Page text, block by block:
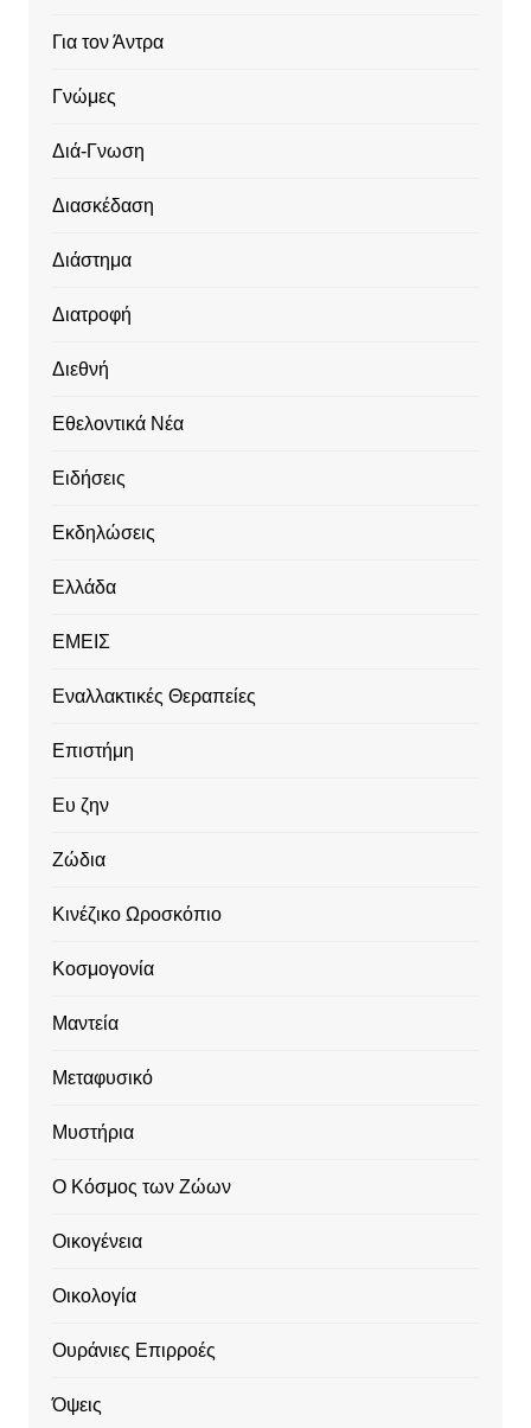
Για τον Άντρα
Γνώμες
Διά-Γνωση
Διασκέδαση
Διάστημα
Διατροφή
Διεθνή
Εθελοντικά Νέα
Ειδήσεις
Εκδηλώσεις
Ελλάδα
ΕΜΕΙΣ
Εναλλακτικές Θεραπείες
Επιστήμη
Ευ ζην
Ζώδια
Κινέζικο Ωροσκόπιο
Κοσμογονία
Μαντεία
Μεταφυσικό
Μυστήρια
Ο Κόσμος των Ζώων
Οικογένεια
Οικολογία
Ουράνιες Επιρροές
Όψεις